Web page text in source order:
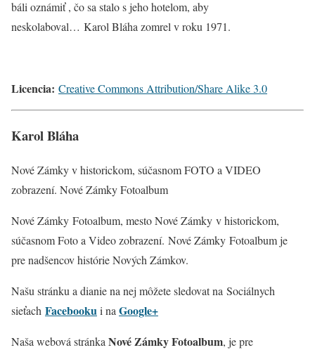
báli oznámiť , čo sa stalo s jeho hotelom, aby
neskolaboval… Karol Bláha zomrel v roku 1971.
Licencia: Creative Commons Attribution/Share Alike 3.0
Karol Bláha
Nové Zámky v historickom, súčasnom FOTO a VIDEO
zobrazení. Nové Zámky Fotoalbum
Nové Zámky Fotoalbum, mesto Nové Zámky v historickom,
súčasnom Foto a Video zobrazení. Nové Zámky Fotoalbum je
pre nadšencov histórie Nových Zámkov.
Našu stránku a dianie na nej môžete sledovat na Sociálnych
sieťach Facebookui na Google+
Naša webová stránka Nové Zámky Fotoalbum, je pre